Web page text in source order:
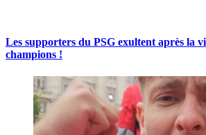
Les supporters du PSG exultent après la
champions !